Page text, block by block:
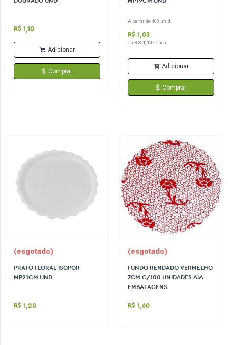
R$ 1,10
Adicionar
Comprar
A partir de 400 unid.
R$ 1,03
ou RS 1,10/ Cada
Adicionar
Comprar
(esgotado)
PRATO FLORAL ISOPOR
MP21CM UND
R$ 1,20
(esgotado)
FUNDO RENDADO VERMELHO
7CM C/100 UNIDADES AIA
EMBALAGENS
R$ 1,60